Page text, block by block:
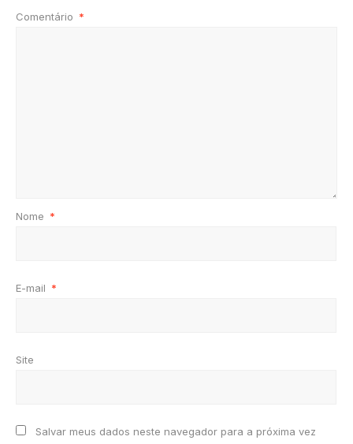
Comentário *
Nome *
E-mail *
Site
Salvar meus dados neste navegador para a próxima vez